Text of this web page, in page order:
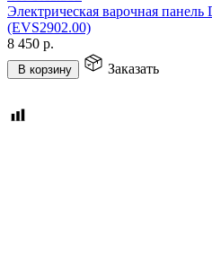
Электрическая варочная
(EVS2902.00)
8 450 р.
В корзину Заказать